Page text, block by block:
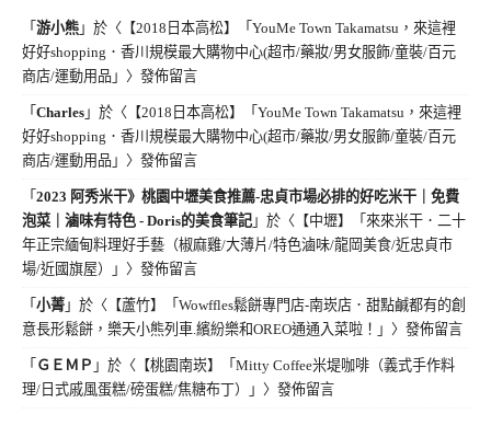
「 游小熊 」於〈 【2018日本高松】「YouMe Town Takamatsu，來這裡
好好shopping．香川規模最大購物中心(超市/藥妝/男女服飾/童裝/百元
商店/運動用品」 〉發佈留言
「 Charles 」於〈 【2018日本高松】「YouMe Town Takamatsu，來這裡
好好shopping．香川規模最大購物中心(超市/藥妝/男女服飾/童裝/百元
商店/運動用品」 〉發佈留言
「 2023 阿秀米干》桃園中壢美食推薦-忠貞市場必排的好吃米干｜免費
泡菜｜滷味有特色 - Doris的美食筆記 」於〈 【中壢】「來來米干．二十
年正宗緬甸料理好手藝（椒麻雞/大薄片/特色滷味/龍岡美食/近忠貞市
場/近國旗屋）」 〉發佈留言
「 小菁 」於〈 【蘆竹】「Wowffles鬆餅專門店-南崁店．甜點鹹都有的創
意長形鬆餅，樂天小熊列車.繽紛樂和OREO通通入菜啦！」 〉發佈留言
「 ＧＥＭＰ 」於〈 【桃園南崁】「Mitty Coffee米堤咖啡（義式手作料
理/日式戚風蛋糕/磅蛋糕/焦糖布丁）」 〉發佈留言